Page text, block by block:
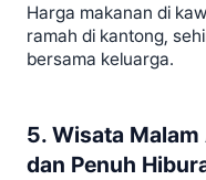
Harga makanan di
ramah di kantong,
bersama keluarga.
5. Wisata
dan Penuh